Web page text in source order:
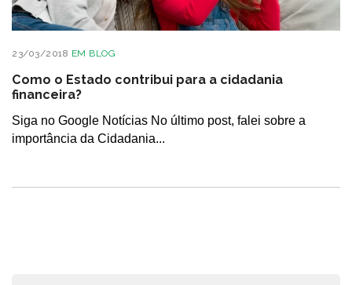
23/03/2018 EM BLOG
Como o Estado contribui para a cidadania
financeira?
Siga no Google Notícias No último post, falei sobre a
importância da Cidadania...